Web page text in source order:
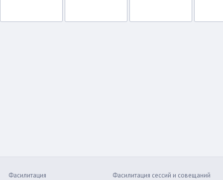
Фасилитация
Фасилитация сессий и совещаний